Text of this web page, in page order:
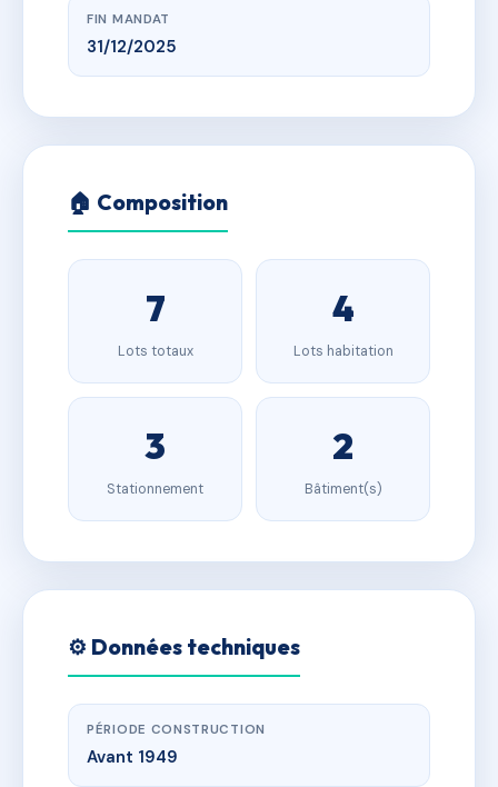
FIN MANDAT
31/12/2025
🏠 Composition
7
Lots totaux
4
Lots habitation
3
Stationnement
2
Bâtiment(s)
⚙️ Données techniques
PÉRIODE CONSTRUCTION
Avant 1949